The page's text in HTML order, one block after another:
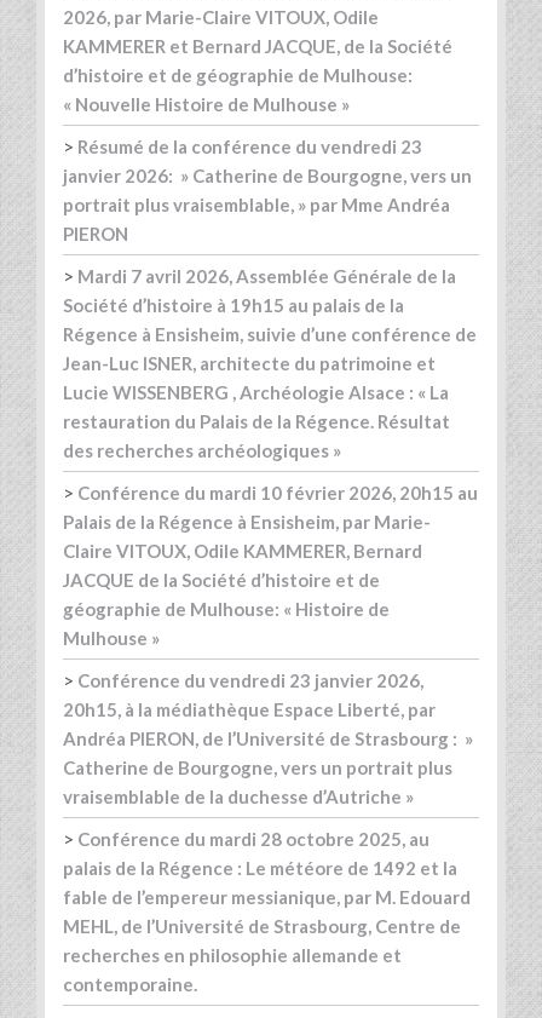
2026, par Marie-Claire VITOUX, Odile
KAMMERER et Bernard JACQUE, de la Société
d’histoire et de géographie de Mulhouse:
« Nouvelle Histoire de Mulhouse »
> Résumé de la conférence du vendredi 23
janvier 2026: » Catherine de Bourgogne, vers un
portrait plus vraisemblable, » par Mme Andréa
PIERON
> Mardi 7 avril 2026, Assemblée Générale de la
Société d’histoire à 19h15 au palais de la
Régence à Ensisheim, suivie d’une conférence de
Jean-Luc ISNER, architecte du patrimoine et
Lucie WISSENBERG , Archéologie Alsace : « La
restauration du Palais de la Régence. Résultat
des recherches archéologiques »
> Conférence du mardi 10 février 2026, 20h15 au
Palais de la Régence à Ensisheim, par Marie-
Claire VITOUX, Odile KAMMERER, Bernard
JACQUE de la Société d’histoire et de
géographie de Mulhouse: « Histoire de
Mulhouse »
> Conférence du vendredi 23 janvier 2026,
20h15, à la médiathèque Espace Liberté, par
Andréa PIERON, de l’Université de Strasbourg : »
Catherine de Bourgogne, vers un portrait plus
vraisemblable de la duchesse d’Autriche »
> Conférence du mardi 28 octobre 2025, au
palais de la Régence : Le météore de 1492 et la
fable de l’empereur messianique, par M. Edouard
MEHL, de l’Université de Strasbourg, Centre de
recherches en philosophie allemande et
contemporaine.